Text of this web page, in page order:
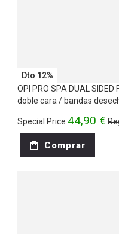
Dto 12%
OPI PRO SPA DUAL
doble cara / bandas
Special Price 44,90 €
Comprar